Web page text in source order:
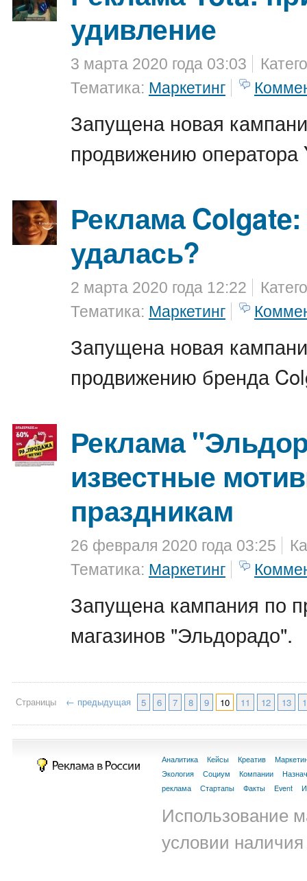
удивление
3 марта 2020 года 03:03
Тематика: Маркетинг
Запущена новая
продвижению оператора
Реклама
удалась?
2 марта 2020 года 12:22
Тематика: Маркетинг
Запущена новая
продвижению бренда
Реклама
известные
праздникам
26 февраля 2020 года 03:25
Тематика: Маркетинг
Запущена кампания по
магазинов "Эльдорадо".
Страницы ← предыдущая 5 6 7 8 9 10 11 12 13
Аналитика Кейсы Креатив
Экология
Социум Компании
реклама
Стартапы Факты Event
Использование
условии